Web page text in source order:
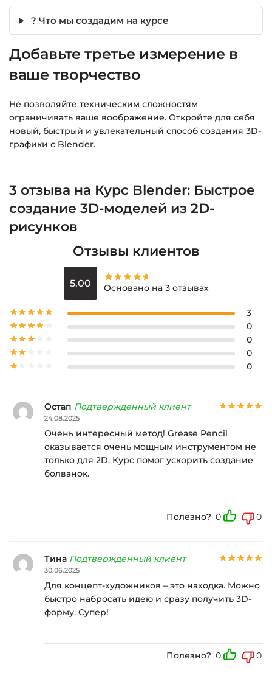
? Что мы создадим на курсе
Добавьте третье измерение в
ваше творчество
Не позволяйте техническим сложностям
ограничивать ваше воображение. Откройте для себя
новый, быстрый и увлекательный способ создания 3D-
графики с Blender.
3 отзыва на Курс Blender: Быстрое
создание 3D-моделей из 2D-
рисунков
Отзывы клиентов
5.00 Основано на 3 отзывах
3
0
0
0
0
Остап Подтвержденный клиент
24.08.2025
Очень интересный метод! Grease Pencil
оказывается очень мощным инструментом не
только для 2D. Курс помог ускорить создание
болванок.
Полезно? 0 0
Тина Подтвержденный клиент
30.06.2025
Для концепт-художников – это находка. Можно
быстро набросать идею и сразу получить 3D-
форму. Супер!
Полезно? 0 0